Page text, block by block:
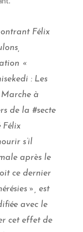
nt Félix
«
: Les
à
de la #secte
s’il
après le
ce dernier
», est
avec le
cet effet de